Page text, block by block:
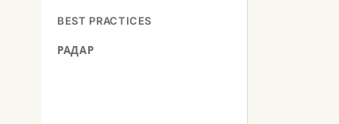
BEST PRACTICES
РАДАР